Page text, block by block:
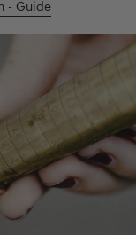
- Guide